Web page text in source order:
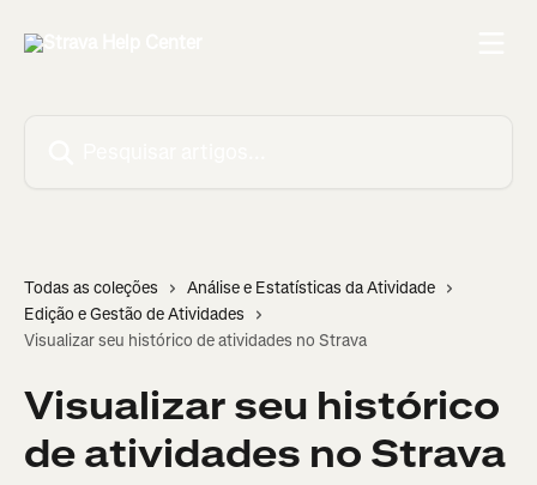
Todas as coleções
Análise e Estatísticas da Atividade
Edição e Gestão de Atividades
Visualizar seu histórico de atividades no Strava
Visualizar seu histórico
de atividades no Strava